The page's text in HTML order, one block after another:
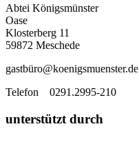
Abtei Königsmünster
Oase
Klosterberg 11
59872 Meschede
gastbüro@koenigsmuenster.de
Telefon 0291.2995-210
unterstützt durch